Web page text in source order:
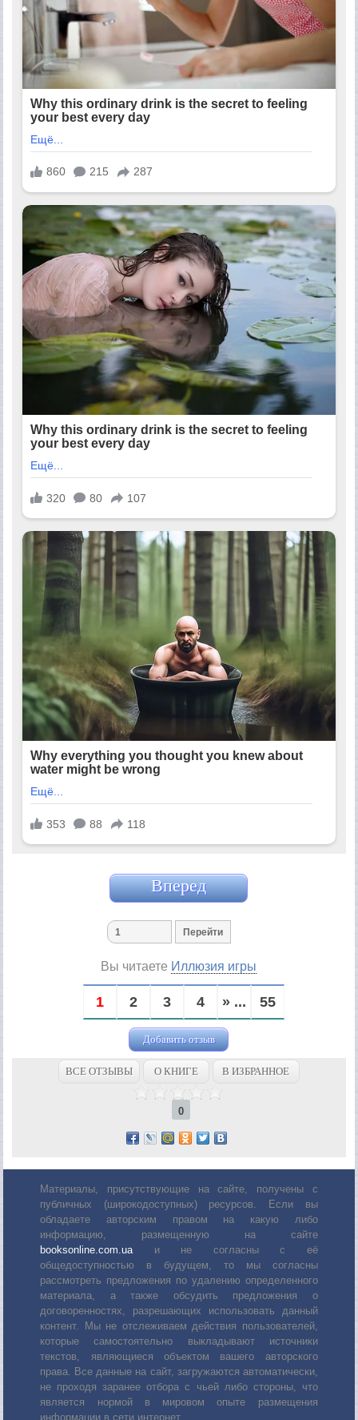
Вперед
Вы читаете Иллюзия игры
1 2 3 4 » ... 55
Добавить отзыв
ВСЕ ОТЗЫВЫ О КНИГЕ В ИЗБРАННОЕ
0
Материалы, присутствующие на сайте, получены с
публичных (широкодоступных) ресурсов. Если вы
обладаете авторским правом на какую либо
информацию, размещенную на сайте
booksonline.com.uaи не согласны с её
общедоступностью в будущем, то мы согласны
рассмотреть предложения по удалению определенного
материала, а также обсудить предложения о
договоренностях, разрешающих использовать данный
контент. Мы не отслеживаем действия пользователей,
которые самостоятельно выкладывают источники
текстов, являющиеся объектом вашего авторского
права. Все данные на сайт, загружаются автоматически,
не проходя заранее отбора с чьей либо стороны, что
является нормой в мировом опыте размещения
информации в сети интернет.